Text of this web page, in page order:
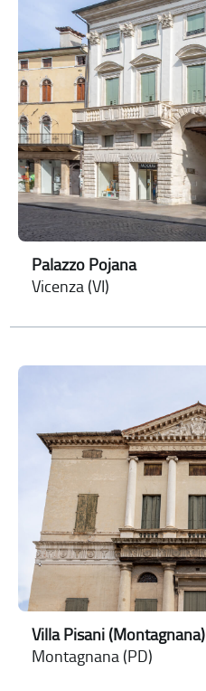
Palazzo Pojana
Vicenza (VI)
Villa Pisani (Montagnana)
Montagnana (PD)